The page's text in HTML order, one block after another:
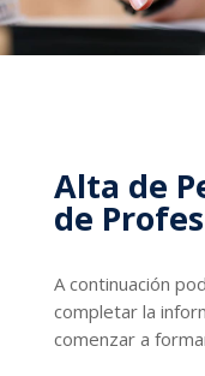
Alta de
de
A continuación
completar la
comenzar a